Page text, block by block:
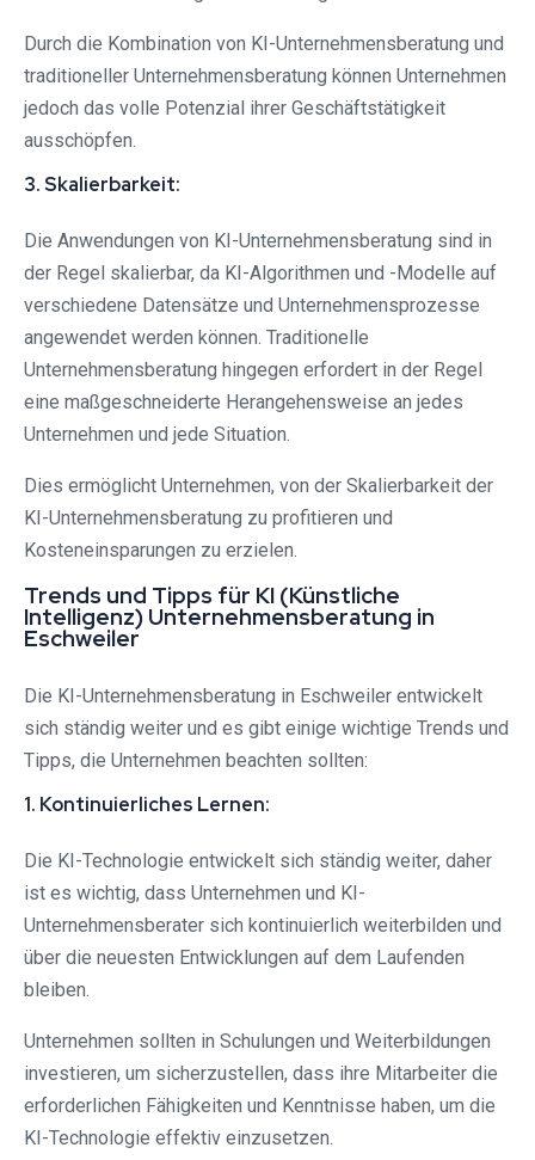
Durch die Kombination von KI-Unternehmensberatung und
traditioneller Unternehmensberatung können Unternehmen
jedoch das volle Potenzial ihrer Geschäftstätigkeit
ausschöpfen.
3. Skalierbarkeit:
Die Anwendungen von KI-Unternehmensberatung sind in
der Regel skalierbar, da KI-Algorithmen und -Modelle auf
verschiedene Datensätze und Unternehmensprozesse
angewendet werden können. Traditionelle
Unternehmensberatung hingegen erfordert in der Regel
eine maßgeschneiderte Herangehensweise an jedes
Unternehmen und jede Situation.
Dies ermöglicht Unternehmen, von der Skalierbarkeit der
KI-Unternehmensberatung zu profitieren und
Kosteneinsparungen zu erzielen.
Trends und Tipps für KI (Künstliche
Intelligenz) Unternehmensberatung in
Eschweiler
Die KI-Unternehmensberatung in Eschweiler entwickelt
sich ständig weiter und es gibt einige wichtige Trends und
Tipps, die Unternehmen beachten sollten:
1. Kontinuierliches Lernen:
Die KI-Technologie entwickelt sich ständig weiter, daher
ist es wichtig, dass Unternehmen und KI-
Unternehmensberater sich kontinuierlich weiterbilden und
über die neuesten Entwicklungen auf dem Laufenden
bleiben.
Unternehmen sollten in Schulungen und Weiterbildungen
investieren, um sicherzustellen, dass ihre Mitarbeiter die
erforderlichen Fähigkeiten und Kenntnisse haben, um die
KI-Technologie effektiv einzusetzen.